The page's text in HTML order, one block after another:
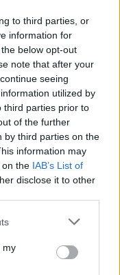
to third parties, or
information for
below opt-out
note that after your
seeing
utilized by
third parties prior to
of the further
by third parties on the
information may
on the IAB’s List of
disclose it to other
my
on alkanut
jotka